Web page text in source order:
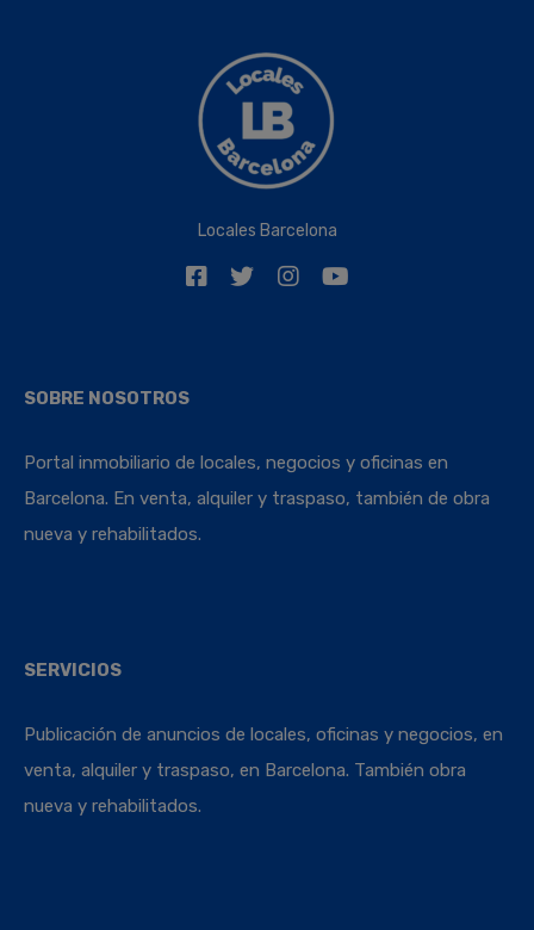
Locales Barcelona
SOBRE NOSOTROS
Portal inmobiliario de locales, negocios y oficinas en
Barcelona. En venta, alquiler y traspaso, también de obra
nueva y rehabilitados.
SERVICIOS
Publicación de anuncios de locales, oficinas y negocios, en
venta, alquiler y traspaso, en Barcelona. También obra
nueva y rehabilitados.